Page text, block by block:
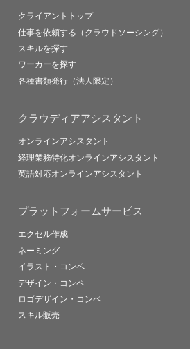
クライアントトップ
仕事を依頼する（クラウドソーシング）
スキルを探す
ワーカーを探す
各種書類発行（法人限定）
クラウディアアシスタント
オンラインアシスタント
経理業務特化オンラインアシスタント
英語対応オンラインアシスタント
プラットフォームサービス
エクセル作成
ネーミング
イラスト・コンペ
デザイン・コンペ
ロゴデザイン・コンペ
スキル販売